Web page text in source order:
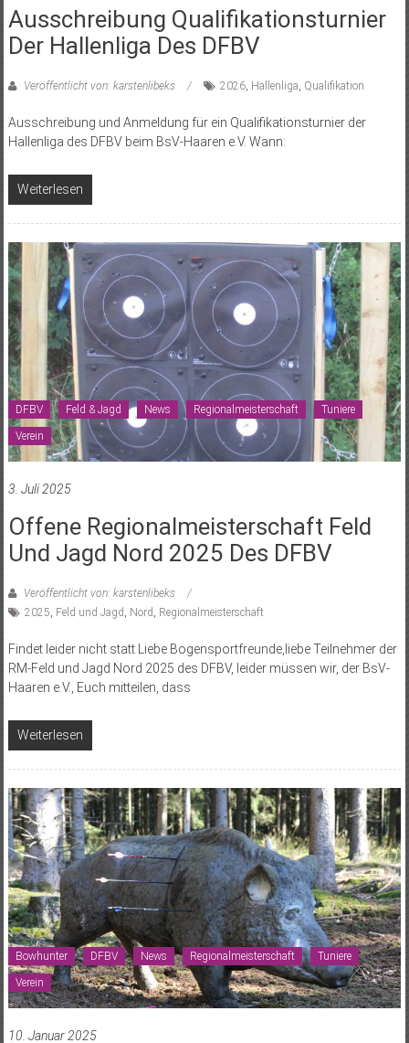
Ausschreibung Qualifikationsturnier
Der Hallenliga Des DFBV
Veröffentlicht von: karstenlibeks 2026, Hallenliga Qualifikation
Ausschreibung und Anmeldung für ein Qualifikationsturnier der
Hallenliga des DFBV beim BsV-Haaren e.V. Wann:
Weiterlesen
DFBV Feld & Jagd News Regionalmeisterschaft Tuniere
Verein
3. Juli 2025
Offene Regionalmeisterschaft Feld
Und Jagd Nord 2025 Des DFBV
Veröffentlicht von: karstenlibeks
2025, Feld und Jagd , Nord , Regionalmeisterschaft
Findet leider nicht statt Liebe Bogensportfreunde,liebe Teilnehmer der
RM-Feld und Jagd Nord 2025 des DFBV, leider müssen wir, der BsV-
Haaren e.V., Euch mitteilen, dass
Weiterlesen
Bowhunter DFBV News Regionalmeisterschaft Tuniere
Verein
10. Januar 2025